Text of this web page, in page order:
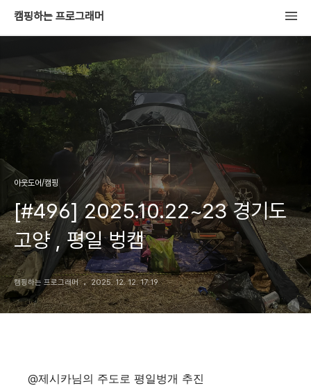
캠핑하는 프로그래머
아웃도어/캠핑
[#496] 2025.10.22~23 경기도
고양 , 평일 벙캠
캠핑하는 프로그래머 2025. 12. 12. 17:19
@제시카님의 주도로 평일벙개 추진